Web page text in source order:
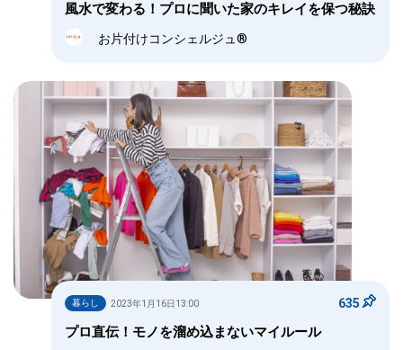
風水で変わる！プロに聞いた家のキレイを保つ秘訣
お片付けコンシェルジュ®
暮らし 2023年1月16日13:00 635
プロ直伝！モノを溜め込まないマイルール